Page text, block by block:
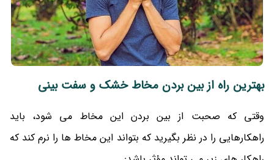
بهترین راه از بین بردن مخاط خشک و سفت بینی
وقتی که صحبت از بین بردن این مخاط می‌ شود، باید
راهکارهایی را در نظر بگیرید که بتواند این مخاط ها را نرم کند که